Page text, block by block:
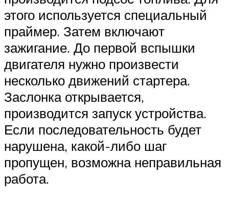
этого используется специальный
праймер. Затем включают
зажигание. До первой вспышки
двигателя нужно произвести
несколько движений стартера.
Заслонка открывается,
производится запуск устройства.
Если последовательность будет
нарушена, какой-либо шаг
пропущен, возможна неправильная
работа.